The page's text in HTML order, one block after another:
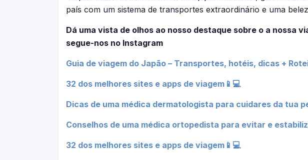
país com um sistema de transportes extraordinário e uma
Dá uma vista de olhos ao nosso destaque sobre o a nossa
segue-nos no Instagram
Guia de viagem do Japão – Transportes, hotéis, dicas +
32 dos melhores sites e apps de viagem📱💻
Dicas de uma médica dermatologista para cuidares da tua
Conselhos de uma médica ortopedista para evitar e
32 dos melhores sites e apps de viagem📱💻